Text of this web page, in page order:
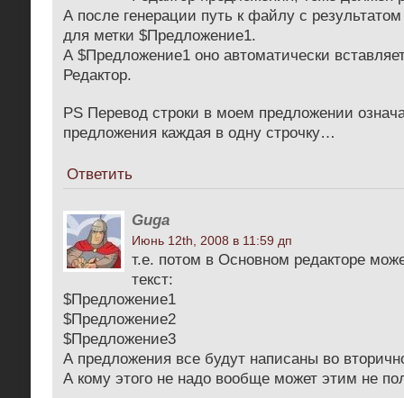
А после генерации путь к файлу с
для метки $Предложение1.
А $Предложение1 оно автоматически
Редактор.
PS Перевод строки в моем предложении
предложения каждая в одну строчку…
Ответить
Guga
Июнь 12th, 2008 в 11:59 дп
т.е. потом в Основном редакторе
текст:
$Предложение1
$Предложение2
$Предложение3
А предложения все будут написаны во
А кому этого не надо вообще может этим не